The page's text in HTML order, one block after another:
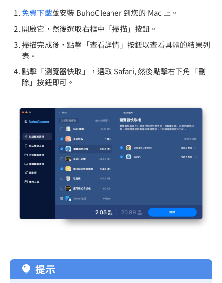
免費下載並安裝 BuhoCleaner 到您的 Mac 上。
開啟它，然後選取右框中「掃描」按鈕。
掃描完成後，點擊「查看詳情」按鈕以查看具體的結果列
表。
點擊「瀏覽器快取」，選取 Safari, 然後點擊右下角「刪
除」按鈕即可。
提示